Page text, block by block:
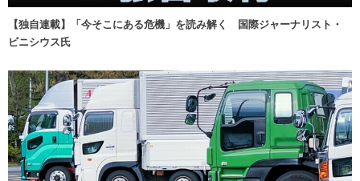
【独自連載】「今そこにある危機」を読み解く 国際ジャーナリスト・
ビニシウス氏